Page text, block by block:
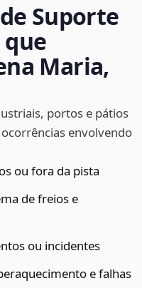
Suporte
que
Maria,
portos e pátios
envolvendo
ou fora da pista
de freios e
ou incidentes
e falhas